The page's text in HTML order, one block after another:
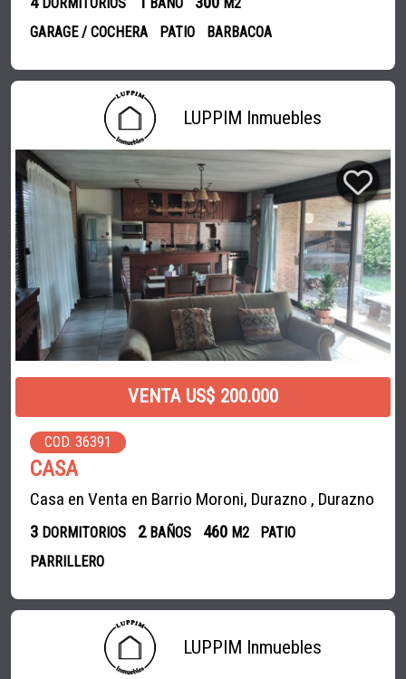
GARAGE / COCHERA
PATIO BARBACOA
LUPPIM Inmuebles
VENTA US$ 200.000
COD. 36391
CASA
Casa en Venta en Barrio Moroni, Durazno , Durazno
3 DORMITORIOS 2BAÑOS 460 M2
PATIO
PARRILLERO
LUPPIM Inmuebles